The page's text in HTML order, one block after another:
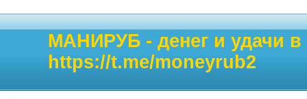
МАНИРУБ - денег и удачи
https://t.me/moneyrub2